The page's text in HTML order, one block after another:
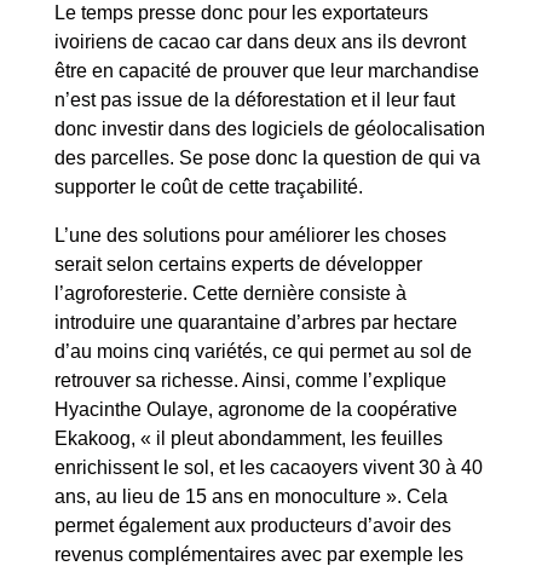
Le temps presse donc pour les exportateurs
ivoiriens de cacao car dans deux ans ils devront
être en capacité de prouver que leur marchandise
n’est pas issue de la déforestation et il leur faut
donc investir dans des logiciels de géolocalisation
des parcelles. Se pose donc la question de qui va
supporter le coût de cette traçabilité.
L’une des solutions pour améliorer les choses
serait selon certains experts de développer
l’agroforesterie. Cette dernière consiste à
introduire une quarantaine d’arbres par hectare
d’au moins cinq variétés, ce qui permet au sol de
retrouver sa richesse. Ainsi, comme l’explique
Hyacinthe Oulaye, agronome de la coopérative
Ekakoog, « il pleut abondamment, les feuilles
enrichissent le sol, et les cacaoyers vivent 30 à 40
ans, au lieu de 15 ans en monoculture ». Cela
permet également aux producteurs d’avoir des
revenus complémentaires avec par exemple les